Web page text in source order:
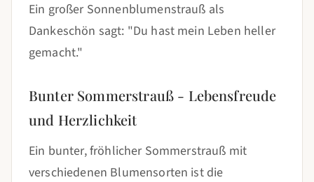
Ein großer Sonnenblumenstrauß als
Dankeschön sagt: "Du hast mein Leben heller
gemacht."
Bunter Sommerstrauß - Lebensfreude
und Herzlichkeit
Ein bunter, fröhlicher Sommerstrauß mit
verschiedenen Blumensorten ist die